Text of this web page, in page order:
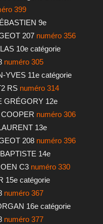
399
9e
207 numéro 356
10e catégorie
numéro 305
YVES 11e catégorie
RS numéro 314
GRÉGORY 12e
numéro 306
13e
208 numéro 396
14e
C3 numéro 330
15e catégorie
numéro 367
16e catégorie
numéro 377